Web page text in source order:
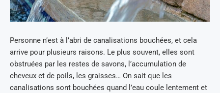
Personne n’est à l’abri de canalisations bouchées, et cela
arrive pour plusieurs raisons. Le plus souvent, elles sont
obstruées par les restes de savons, l’accumulation de
cheveux et de poils, les graisses… On sait que les
canalisations sont bouchées quand l’eau coule lentement et